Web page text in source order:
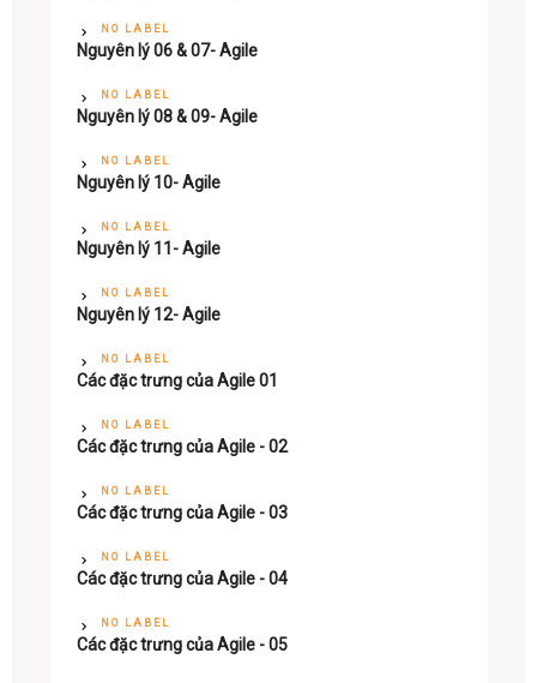
NO LABEL
Nguyên lý 06 & 07- Agile
NO LABEL
Nguyên lý 08 & 09- Agile
NO LABEL
Nguyên lý 10- Agile
NO LABEL
Nguyên lý 11- Agile
NO LABEL
Nguyên lý 12- Agile
NO LABEL
Các đặc trưng của Agile 01
NO LABEL
Các đặc trưng của Agile - 02
NO LABEL
Các đặc trưng của Agile - 03
NO LABEL
Các đặc trưng của Agile - 04
NO LABEL
Các đặc trưng của Agile - 05